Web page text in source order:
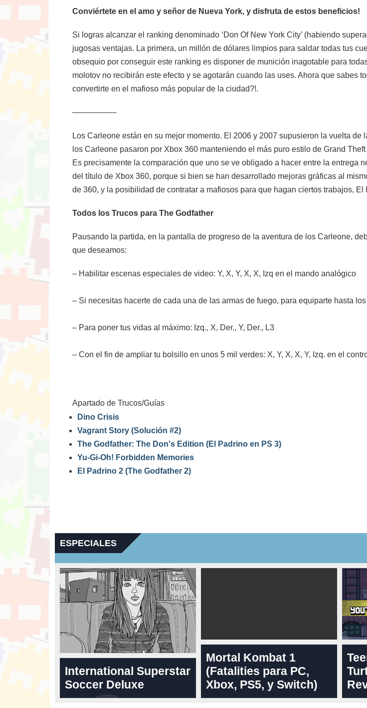
Conviértete en el amo y señor de Nueva York, y disfruta de estos beneficios!
Si logras alcanzar el ranking denominado ‘Don Of New York City’ (habiendo
jugosas ventajas. La primera, un millón de dólares limpios para saldar todas tus
obsequio por conseguir este ranking es disponer de munición inagotable para
molotov no recibirán este efecto y se agotarán cuando las uses. Ahora que sabes
convertirte en el mafioso más popular de la ciudad?!.
—————–
Los Carleone están en su mejor momento. El 2006 y 2007 supusieron la vuelta
los Carleone pasaron por Xbox 360 manteniendo el más puro estilo de Grand
Es precisamente la comparación que uno se ve obligado a hacer entre la entrega
del título de Xbox 360, porque si bien se han desarrollado mejoras gráficas al
de 360, y la posibilidad de contratar a mafiosos para que hagan ciertos trabajos,
Todos los Trucos para The Godfather
Pausando la partida, en la pantalla de progreso de la aventura de los Carleone,
que deseamos:
– Habilitar escenas especiales de video: Y, X, Y, X, X, Izq en el mando analógico
– Si necesitas hacerte de cada una de las armas de fuego, para equiparte hasta
– Para poner tus vidas al máximo: Izq., X, Der., Y, Der., L3
– Con el fin de ampliar tu bolsillo en unos 5 mil verdes: X, Y, X, X, Y, Izq. en el
Apartado de Trucos/Guías
Dino Crisis
Vagrant Story (Solución #2)
The Godfather: The Don's Edition (El Padrino en PS 3)
Yu-Gi-Oh! Forbidden Memories
El Padrino 2 (The Godfather 2)
ESPECIALES
International Superstar
Soccer Deluxe
Mortal Kombat 1
(Fatalities para PC,
Xbox, PS5, y Switch)